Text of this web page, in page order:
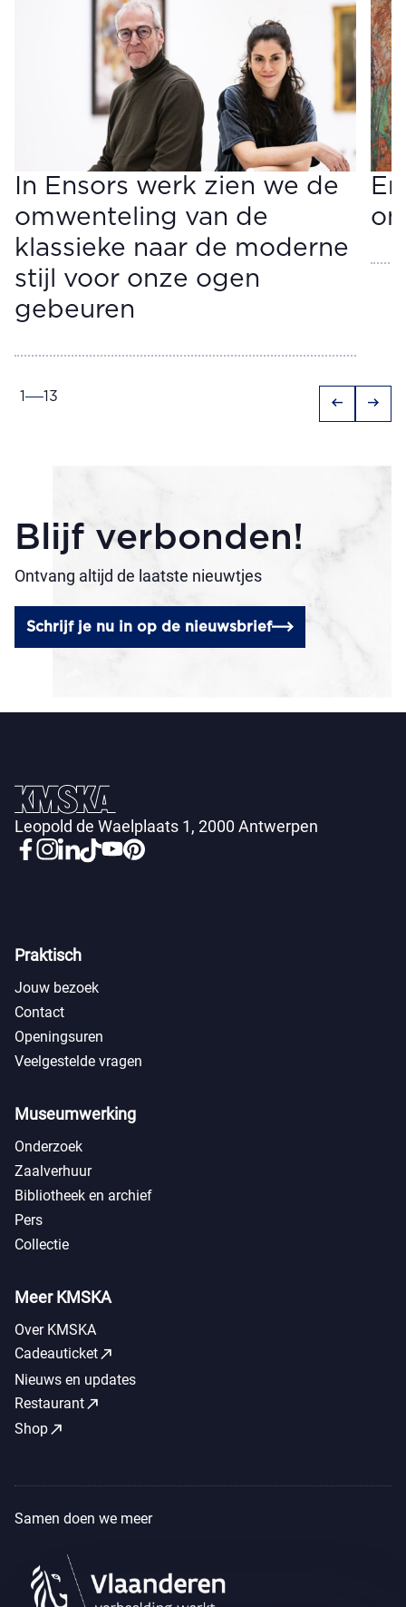
In Ensors werk zien we de
omwenteling van de
klassieke naar de moderne
stijl voor onze ogen
gebeuren
1 13 arrow_left_alt arrow_right_alt
Blijf verbonden!
Ontvang altijd de laatste nieuwtjes
Schrijf je nu in op de nieuwsbrief
Leopold de Waelplaats 1, 2000 Antwerpen
Praktisch
Jouw bezoek
Contact
Openingsuren
Veelgestelde vragen
Museumwerking
Onderzoek
Zaalverhuur
Bibliotheek en archief
Pers
Collectie
Meer KMSKA
Over KMSKA
Cadeauticketcall_made
Nieuws en updates
Restaurantcall_made
Shopcall_made
Samen doen we meer